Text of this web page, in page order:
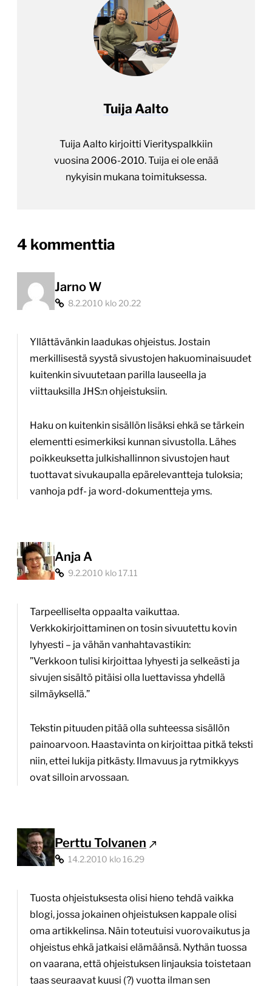
Tuija Aalto
Tuija Aalto kirjoitti Vierityspalkkiin
vuosina 2006-2010. Tuija ei ole enää
nykyisin mukana toimituksessa.
4 kommenttia
ilmestyi”
Jarno W
8.2.2010 klo 20.22
Yllättävänkin laadukas ohjeistus. Jostain
merkillisestä syystä sivustojen hakuominaisuudet
kuitenkin sivuutetaan parilla lauseella ja
viittauksilla JHS:n ohjeistuksiin.
Haku on kuitenkin sisällön lisäksi ehkä se tärkein
elementti esimerkiksi kunnan sivustolla. Lähes
poikkeuksetta julkishallinnon sivustojen haut
tuottavat sivukaupalla epärelevantteja tuloksia;
vanhoja pdf- ja word-dokumentteja yms.
Anja A
9.2.2010 klo 17.11
Tarpeelliselta oppaalta vaikuttaa.
Verkkokirjoittaminen on tosin sivuutettu kovin
lyhyesti – ja vähän vanhahtavastikin:
”Verkkoon tulisi kirjoittaa lyhyesti ja selkeästi ja
sivujen sisältö pitäisi olla luettavissa yhdellä
silmäyksellä.”
Tekstin pituuden pitää olla suhteessa sisällön
painoarvoon. Haastavinta on kirjoittaa pitkä teksti
niin, ettei lukija pitkästy. Ilmavuus ja rytmikkyys
ovat silloin arvossaan.
Perttu Tolvanen
14.2.2010 klo 16.29
Tuosta ohjeistuksesta olisi hieno tehdä vaikka
blogi, jossa jokainen ohjeistuksen kappale olisi
oma artikkelinsa. Näin toteutuisi vuorovaikutus ja
ohjeistus ehkä jatkaisi elämäänsä. Nythän tuossa
on vaarana, että ohjeistuksen linjauksia toistetaan
taas seuraavat kuusi (?) vuotta ilman sen